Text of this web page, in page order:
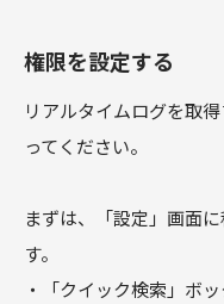
権限を設定する
リアルタイムログを取
ってください。
まずは、「設定」画面
す。
・「クイック検索」ボ